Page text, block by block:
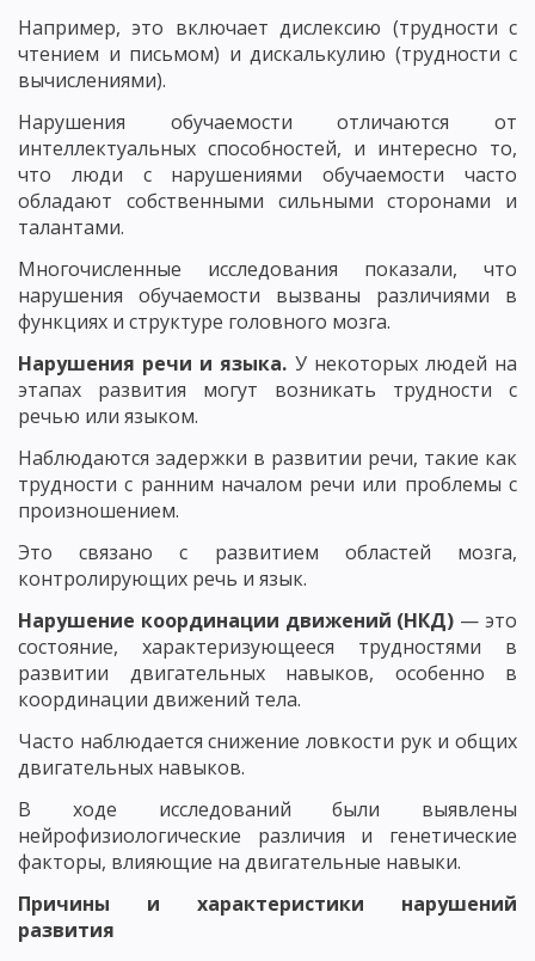
Например, это включает дислексию (трудности с
чтением и письмом) и дискалькулию (трудности с
вычислениями).
Нарушения обучаемости отличаются от
интеллектуальных способностей, и интересно то,
что люди с нарушениями обучаемости часто
обладают собственными сильными сторонами и
талантами.
Многочисленные исследования показали, что
нарушения обучаемости вызваны различиями в
функциях и структуре головного мозга.
Нарушения речи и языка. У некоторых людей на
этапах развития могут возникать трудности с
речью или языком.
Наблюдаются задержки в развитии речи, такие как
трудности с ранним началом речи или проблемы с
произношением.
Это связано с развитием областей мозга,
контролирующих речь и язык.
Нарушение координации движений (НКД) — это
состояние, характеризующееся трудностями в
развитии двигательных навыков, особенно в
координации движений тела.
Часто наблюдается снижение ловкости рук и общих
двигательных навыков.
В ходе исследований были выявлены
нейрофизиологические различия и генетические
факторы, влияющие на двигательные навыки.
Причины и характеристики нарушений
развития